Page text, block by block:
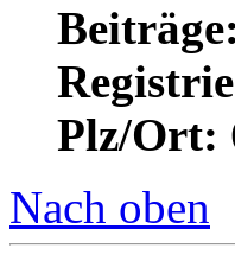
Beiträge:
Plz/Ort:
Nach oben